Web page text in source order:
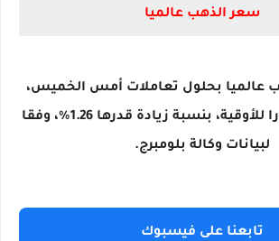
سعر الذهب عالميا
عالميا بحلول تعاملات أمس الخميس،
إلى نحو 1889 دولارا للأوقية، بنسبة زيادة قدرها 1.26%، وفقا
لبيانات وكالة بلومبرج.
تابعنا على فيسبوك